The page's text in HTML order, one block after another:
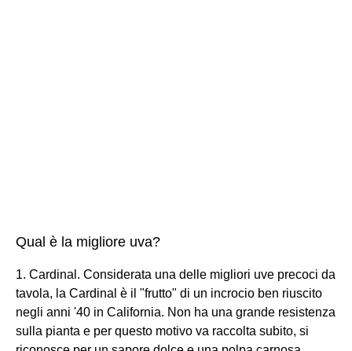
Qual è la migliore uva?
1. Cardinal. Considerata una delle migliori uve precoci da
tavola, la Cardinal è il "frutto" di un incrocio ben riuscito
negli anni '40 in California. Non ha una grande resistenza
sulla pianta e per questo motivo va raccolta subito, si